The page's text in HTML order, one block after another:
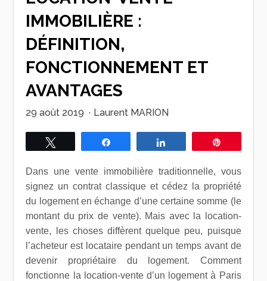
IMMOBILIÈRE :
DÉFINITION,
FONCTIONNEMENT ET
AVANTAGES
29 août 2019 · Laurent MARION
Dans une vente immobilière traditionnelle, vous
signez un contrat classique et cédez la propriété
du logement en échange d’une certaine somme (le
montant du prix de vente). Mais avec la location-
vente, les choses diffèrent quelque peu, puisque
l’acheteur est locataire pendant un temps avant de
devenir propriétaire du logement. Comment
fonctionne la location-vente d’un logement à Paris